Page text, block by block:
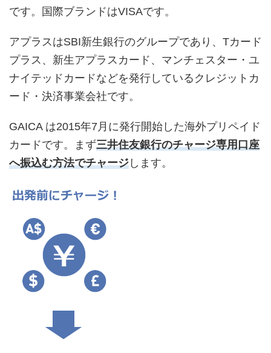
です。国際ブランドはVISAです。
アプラスはSBI新生銀行のグループであり、Tカード
プラス、新生アプラスカード、マンチェスター・ユ
ナイテッドカードなどを発行しているクレジットカ
ード・決済事業会社です。
GAICA は2015年7月に発行開始した海外プリペイド
カードです。まず三井住友銀行のチャージ専用口座
へ振込む方法でチャージ します。